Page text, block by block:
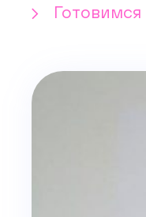
Готовимся